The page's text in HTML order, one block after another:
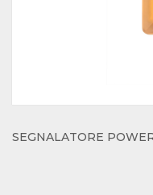
SEGNALATORE